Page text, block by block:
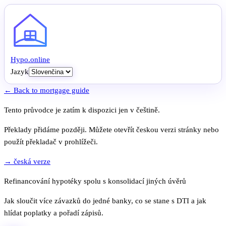
Hypo.online
Jazyk
← Back to mortgage guide
Tento průvodce je zatím k dispozici jen v češtině.
Překlady přidáme později. Můžete otevřít českou verzi stránky nebo
použít překladač v prohlížeči.
→ česká verze
Refinancování hypotéky spolu s konsolidací jiných úvěrů
Jak sloučit více závazků do jedné banky, co se stane s DTI a jak
hlídat poplatky a pořadí zápisů.